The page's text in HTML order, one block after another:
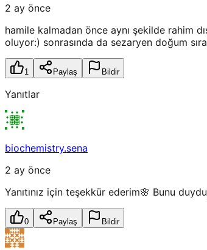
2 ay önce
hamile kalmadan önce aynı şekilde rahim
oluyor:) sonrasında da sezaryen doğum
1 Paylaş Bildir
Yanıtlar
biochemistry.sena
2 ay önce
Yanıtınız için teşekkür ederim🌸 Bunu
0 Paylaş Bildir